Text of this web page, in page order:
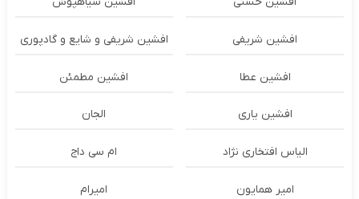
افشین شریفی افشین شریفی و شایع و گادپوری
افشین عطا افشین مطمئن
افشین یاری الجان
الیاس افتخاری نژاد ام سی داج
امير همايون اميرام